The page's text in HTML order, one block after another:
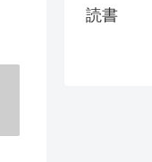
読書